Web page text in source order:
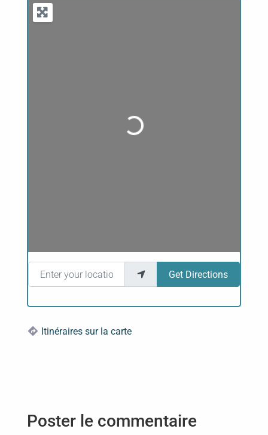
Loading...
Enter your location
Get Directions
Itinéraires sur la carte
Poster le commentaire